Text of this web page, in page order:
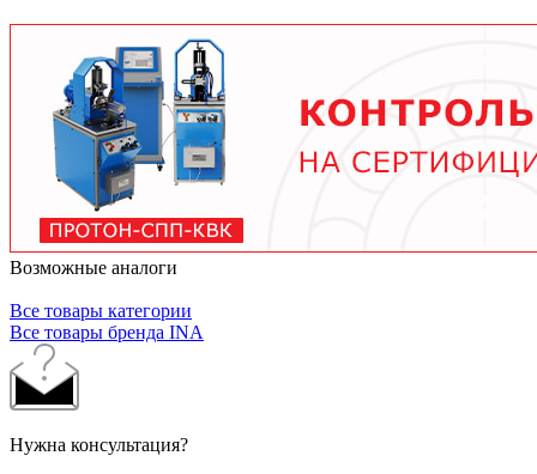
тяжелых условиях до 2 лет при нормальной
эксплуатации. Используйте только
рекомендованные производителем смазочные
материалы.
Возможные аналоги
Все товары категории
Все товары бренда INA
Нужна консультация?